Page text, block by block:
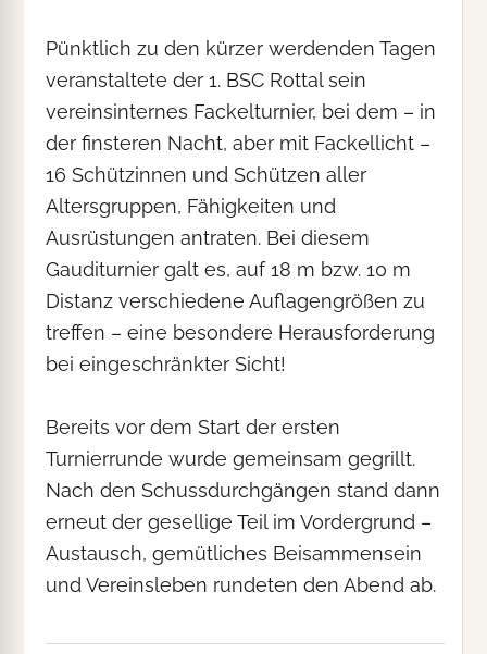
Pünktlich zu den kürzer werdenden Tagen
veranstaltete der 1. BSC Rottal sein
vereinsinternes Fackelturnier, bei dem – in
der finsteren Nacht, aber mit Fackellicht –
16 Schützinnen und Schützen aller
Altersgruppen, Fähigkeiten und
Ausrüstungen antraten. Bei diesem
Gauditurnier galt es, auf 18 m bzw. 10 m
Distanz verschiedene Auflagengrößen zu
treffen – eine besondere Herausforderung
bei eingeschränkter Sicht!
Bereits vor dem Start der ersten
Turnierrunde wurde gemeinsam gegrillt.
Nach den Schussdurchgängen stand dann
erneut der gesellige Teil im Vordergrund –
Austausch, gemütliches Beisammensein
und Vereinsleben rundeten den Abend ab.